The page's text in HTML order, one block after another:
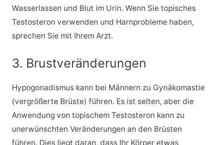
Wasserlassen und Blut im Urin. Wenn Sie topisches
Testosteron verwenden und Harnprobleme haben,
sprechen Sie mit Ihrem Arzt.
3. Brustveränderungen
Hypogonadismus kann bei Männern zu Gynäkomastie
(vergrößerte Brüste) führen. Es ist selten, aber die
Anwendung von topischem Testosteron kann zu
unerwünschten Veränderungen an den Brüsten
führen. Dies liegt daran, dass Ihr Körper etwas